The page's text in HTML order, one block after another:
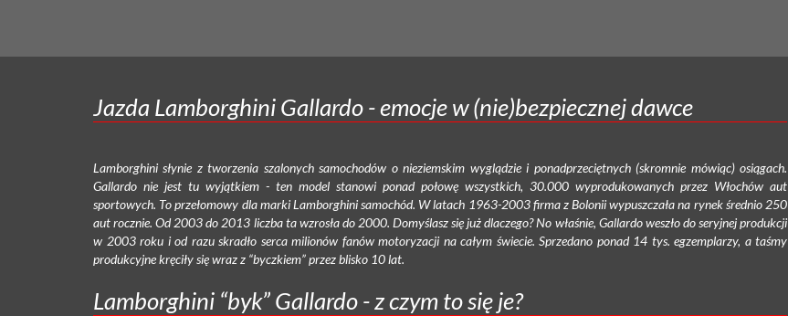
Jazda Lamborghini Gallardo - emocje w (nie)bezpiecznej dawce
Lamborghini słynie z tworzenia szalonych samochodów o nieziemskim wyglądzie i ponadprzeciętnych (skromnie mówiąc) osiągach.
Gallardo nie jest tu wyjątkiem - ten model stanowi ponad połowę wszystkich, 30.000 wyprodukowanych przez Włochów aut
sportowych. To przełomowy dla marki Lamborghini samochód. W latach 1963-2003 firma z Bolonii wypuszczała na rynek średnio 250
aut rocznie. Od 2003 do 2013 liczba ta wzrosła do 2000. Domyślasz się już dlaczego? No właśnie, Gallardo weszło do seryjnej produkcji
w 2003 roku i od razu skradło serca milionów fanów motoryzacji na całym świecie. Sprzedano ponad 14 tys. egzemplarzy, a taśmy
produkcyjne kręciły się wraz z “byczkiem” przez blisko 10 lat.
Lamborghini “byk” Gallardo - z czym to się je?